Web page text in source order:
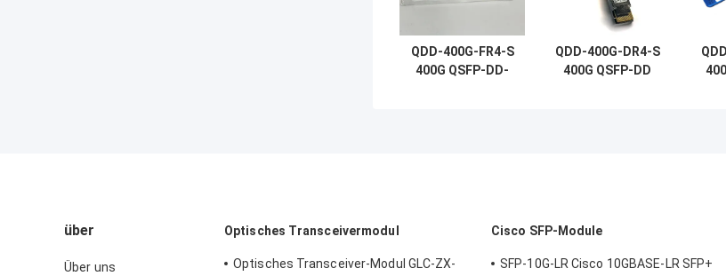
QDD-400G-FR4-S
400G QSFP-DD-
QDD-400G-DR4-S
400G QSFP-DD
über
Über uns
Optisches Transceivermodul
Optisches Transceiver-Modul GLC-ZX-
Cisco SFP-Module
SFP-10G-LR Cisco 10GBASE-LR SFP+